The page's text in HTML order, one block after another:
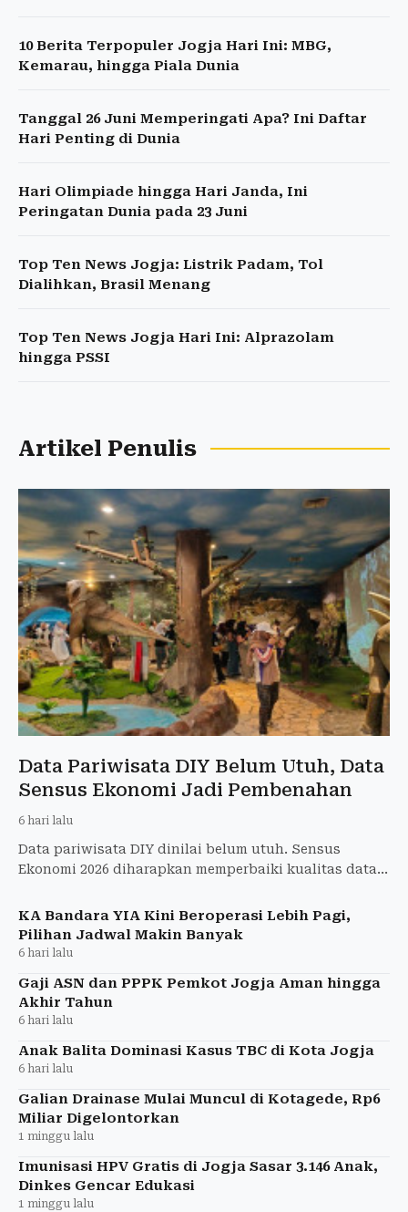
10 Berita Terpopuler Jogja Hari Ini: MBG,
Kemarau, hingga Piala Dunia
Tanggal 26 Juni Memperingati Apa? Ini Daftar
Hari Penting di Dunia
Hari Olimpiade hingga Hari Janda, Ini
Peringatan Dunia pada 23 Juni
Top Ten News Jogja: Listrik Padam, Tol
Dialihkan, Brasil Menang
Top Ten News Jogja Hari Ini: Alprazolam
hingga PSSI
Artikel Penulis
Data Pariwisata DIY Belum Utuh, Data
Sensus Ekonomi Jadi Pembenahan
6 hari lalu
Data pariwisata DIY dinilai belum utuh. Sensus
Ekonomi 2026 diharapkan memperbaiki kualitas data
KA Bandara YIA Kini Beroperasi Lebih Pagi,
Pilihan Jadwal Makin Banyak
6 hari lalu
Gaji ASN dan PPPK Pemkot Jogja Aman hingga
Akhir Tahun
6 hari lalu
Anak Balita Dominasi Kasus TBC di Kota Jogja
6 hari lalu
Galian Drainase Mulai Muncul di Kotagede, Rp6
Miliar Digelontorkan
1 minggu lalu
Imunisasi HPV Gratis di Jogja Sasar 3.146 Anak,
Dinkes Gencar Edukasi
1 minggu lalu